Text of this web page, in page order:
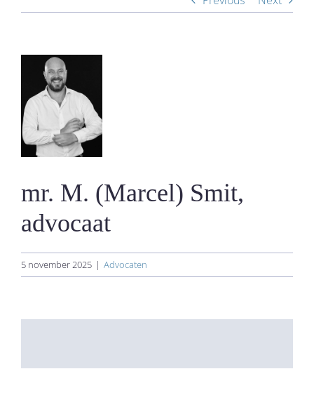
Larger
Image
​​mr. M. (Marcel) Smit,
advocaat
5 november 2025 | Advocaten